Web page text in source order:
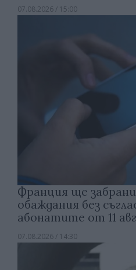
07.08.2026 / 15:00
Франция ще
обаждания без
абонатите от 11
07.08.2026 / 14:30